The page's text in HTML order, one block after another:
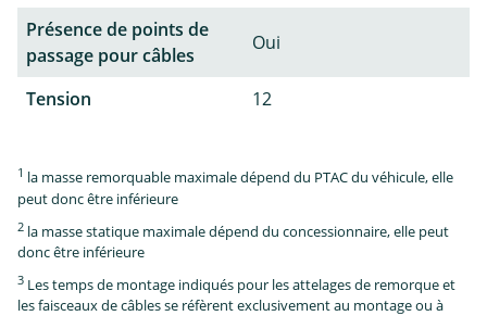
Présence de points de
passage pour câbles
Oui
Tension 12
1 la masse remorquable maximale dépend du PTAC du véhicule, elle
peut donc être inférieure
2 la masse statique maximale dépend du concessionnaire, elle peut
donc être inférieure
3 Les temps de montage indiqués pour les attelages de remorque et
les faisceaux de câbles se réfèrent exclusivement au montage ou à